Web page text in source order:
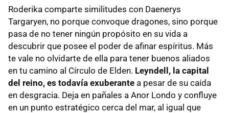
Roderika comparte similitudes con Daenerys
Targaryen, no porque convoque dragones, sino porque
pasa de no tener ningún propósito en su vida a
descubrir que posee el poder de afinar espíritus. Más
te vale no olvidarte de ella para tener buenos aliados
en tu camino al Círculo de Elden. Leyndell, la capital
del reino, es todavía exuberante a pesar de su caída
en desgracia. Deja en pañales a Anor Londo y confluye
en un punto estratégico cerca del mar, al igual que